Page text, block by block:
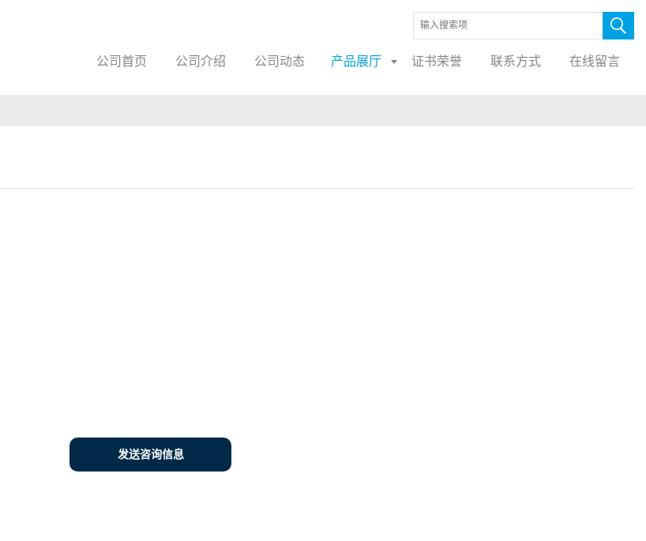
公司首页 公司介绍 公司动态 产品展厅 证书荣誉 联系方式 在线留言
发送咨询信息